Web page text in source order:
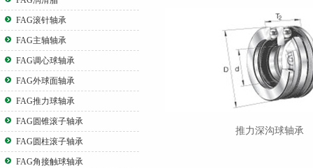
FAG滚针轴承
FAG主轴轴承
FAG调心球轴承
FAG外球面轴承
FAG推力球轴承
FAG圆锥滚子轴承
FAG圆柱滚子轴承
FAG角接触球轴承
推力深沟球轴承